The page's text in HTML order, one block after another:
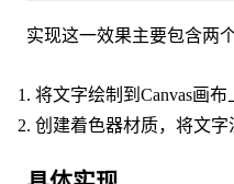
实现这一效果主要包含两个
将文字绘制到Canvas画布
创建着色器材质，将文